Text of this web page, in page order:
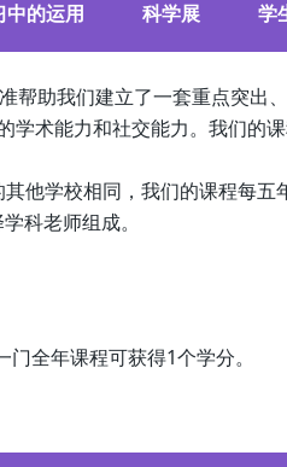
中的运用 科学展 学
帮助我们建立了一套重点突出
术能力和社交能力。我们的
他学校相同，我们的课程每
科老师组成。
全年课程可获得1个学分。